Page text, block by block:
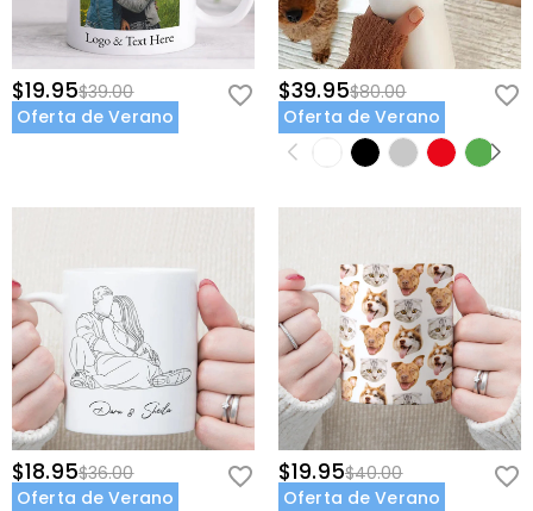
$19.95$39.00
Oferta de Verano
$39.95$80.00
Oferta de Verano
$18.95$36.00
Oferta de Verano
$19.95$40.00
Oferta de Verano